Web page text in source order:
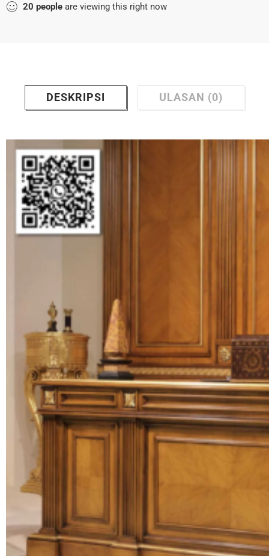
20 people are viewing this right now
DESKRIPSI ULASAN (0)